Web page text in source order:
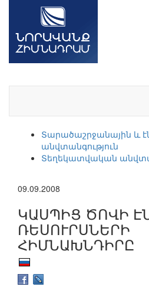
Տարածաշրջանային և
անվտանգություն
Տեղեկատվական
09.09.2008
ԿԱՍՊԻՑ ԾՈՎԻ
ՌԵՍՈՒՐՍՆԵՐԻ
ՀԻՄՆԱԽՆԴԻՐԸ